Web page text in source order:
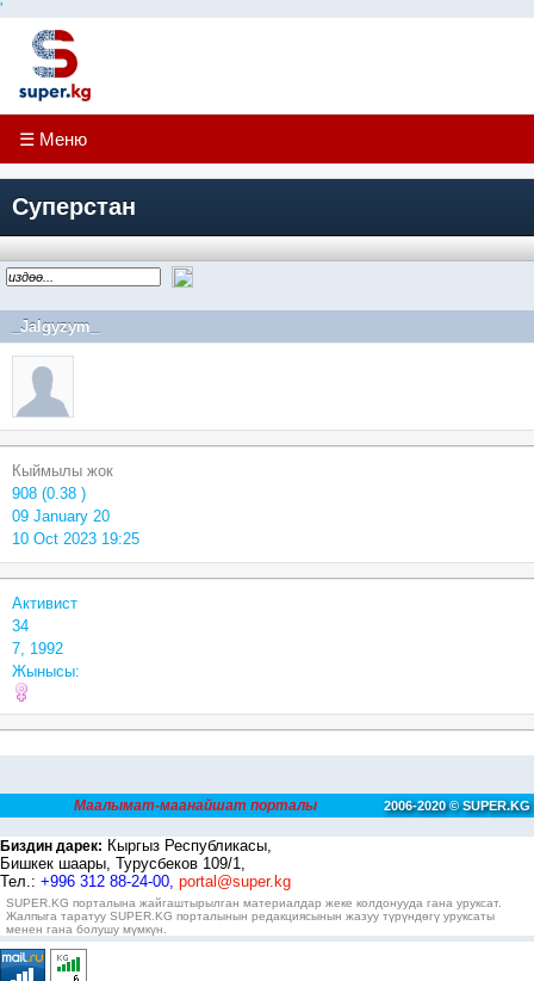
'
☰ Меню
Суперстан
_Jalgyzym_
Кыймылы жок
908 (0.38 )
09 January 20
10 Oct 2023 19:25
Активист
34
7, 1992
Жынысы:
Маалымат-маанайшат порталы 2006-2020 © SUPER.KG
Биздин дарек: Кыргыз Республикасы,
Бишкек шаары, Турусбеков 109/1,
Тел.: +996 312 88-24-00, portal@super.kg
SUPER.KG порталына жайгаштырылган материалдар жеке колдонууда гана уруксат.
Жалпыга таратуу SUPER.KG порталынын редакциясынын жазуу түрүндөгү уруксаты
менен гана болушу мүмкүн.